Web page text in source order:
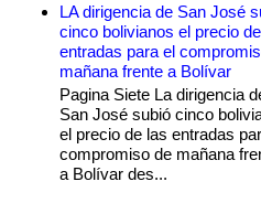
LA dirigencia de San José
cinco bolivianos el precio
entradas para el
mañana frente a Bolívar
Pagina Siete La dirigencia
San José subió cinco
el precio de las entradas
compromiso de mañana
a Bolívar des...